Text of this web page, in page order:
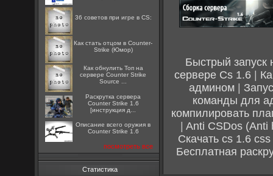
36 советов при игре в CS:
Как стать отцом в Counter-
Strike (Юмор)
Как обнулить Топ на
сервере Counter Strike
Source ...
Раскрутка сервера
Counter Strike 1.6
[инструкция д...
Описание всего оружия в
Counter Strike 1.6
посмотреть все
Статистика
Быстрый запуск
сервере Cs 1.6|
админом
команды для
компилировать
Anti CSDos (Anti
Скачать cs 1.6
Бесплатная